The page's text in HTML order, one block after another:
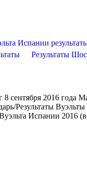
Испании
Результаты
сентября 2016 года
Результаты
Испании 2016